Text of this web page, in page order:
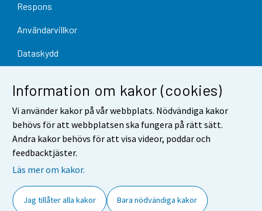
Information om kakor (cookies)
Vi använder kakor på vår webbplats. Nödvändiga kakor
behövs för att webbplatsen ska fungera på rätt sätt.
Andra kakor behövs för att visa videor, poddar och
feedbacktjäster.
Läs mer om kakor.
Jag tillåter alla kakor Bara nödvändiga kakor
Respons
Användarvillkor
Dataskydd
Information om webbplatsen
Cookie-inställningar